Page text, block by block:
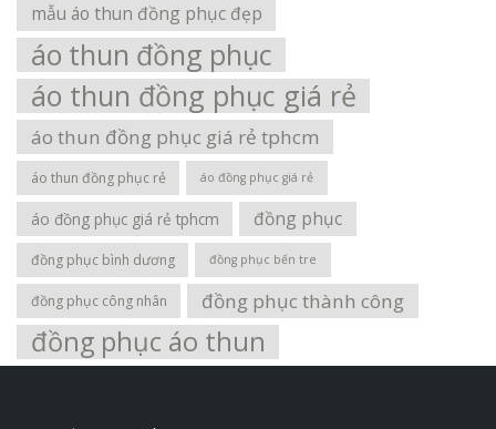
mẫu áo thun đồng phục đẹp
áo thun đồng phục
áo thun đồng phục giá rẻ
áo thun đồng phục giá rẻ tphcm
áo thun đồng phục rẻ áo đồng phục giá rẻ
áo đồng phục giá rẻ tphcm đồng phục
đồng phục bình dương đồng phục bến tre
đồng phục công nhân đồng phục thành công
đồng phục áo thun